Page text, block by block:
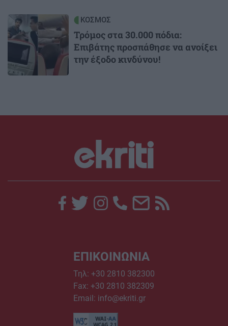
Image ΚΟΣΜΟΣ
Τρόμος στα 30.000 πόδια:
Επιβάτης προσπάθησε να ανοίξει
την έξοδο κινδύνου!
ΕΠΙΚΟΙΝΩΝΙΑ
Τηλ: +30 2810 382300
Fax: +30 2810 382309
Email: info@ekriti.gr